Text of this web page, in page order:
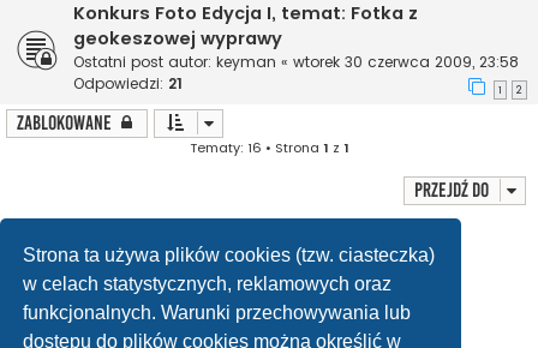
Strona ta używa plików cookies (tzw. ciasteczka)
w celach statystycznych, reklamowych oraz
funkcjonalnych. Warunki przechowywania lub
dostępu do plików cookies można określić w
Konkurs Foto Edycja I, temat: Fotka z
geokeszowej wyprawy
Ostatni post autor: keyman « wtorek 30 czerwca 2009, 23:58
Odpowiedzi: 21 1 2
Zablokowane
Tematy: 16 • Strona 1 z 1
Przejdź do
Nie możesztworzyć nowych tematów
Nie możeszodpowiadać w tematach
Nie możesz zmieniać swoich postów
Nie możeszusuwać swoich postów
Nie możeszdodawać załączników